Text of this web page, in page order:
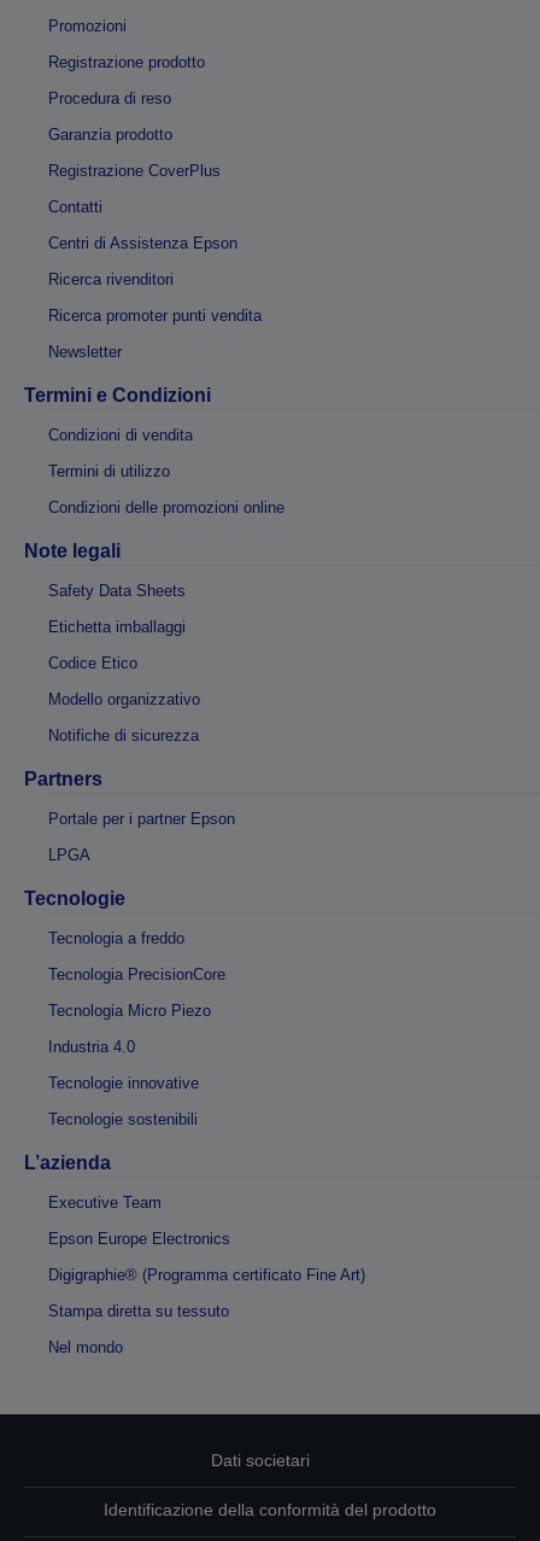
Promozioni
Registrazione prodotto
Procedura di reso
Garanzia prodotto
Registrazione CoverPlus
Contatti
Centri di Assistenza Epson
Ricerca rivenditori
Ricerca promoter punti vendita
Newsletter
Termini e Condizioni
Condizioni di vendita
Termini di utilizzo
Condizioni delle promozioni online
Note legali
Safety Data Sheets
Etichetta imballaggi
Codice Etico
Modello organizzativo
Notifiche di sicurezza
Partners
Portale per i partner Epson
LPGA
Tecnologie
Tecnologia a freddo
Tecnologia PrecisionCore
Tecnologia Micro Piezo
Industria 4.0
Tecnologie innovative
Tecnologie sostenibili
L’azienda
Executive Team
Epson Europe Electronics
Digigraphie® (Programma certificato Fine Art)
Stampa diretta su tessuto
Nel mondo
Dati societari
Identificazione della conformità del prodotto